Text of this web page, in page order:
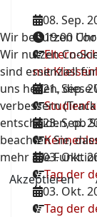
08. Sep.
19:00 Uhr
Eltern-
mit
21. Sep.
23. Sep.
03. Okt.
Tag der
03. Okt.
Tag der
Wir benutzen
Wir nutzen
sind essenziell
uns helfen,
verbessern
entscheiden, ob
beachten Sie,
mehr alle
Akzeptieren